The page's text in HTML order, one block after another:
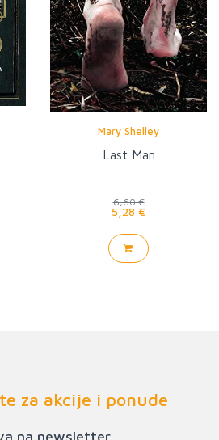
Mary Shelley
Last Man
6,60 €
5,28 €
za akcije i ponude
na newsletter